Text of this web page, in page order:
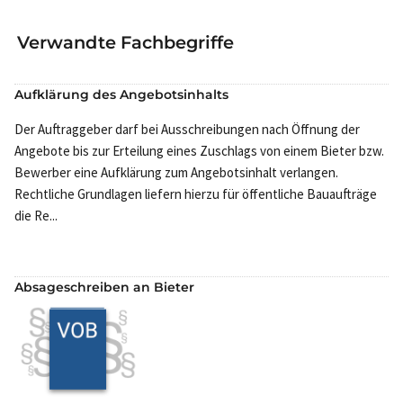
Verwandte Fachbegriffe
Aufklärung des Angebotsinhalts
Der Auftraggeber darf bei Ausschreibungen nach Öffnung der
Angebote bis zur Erteilung eines Zuschlags von einem Bieter bzw.
Bewerber eine Aufklärung zum Angebotsinhalt verlangen.
Rechtliche Grundlagen liefern hierzu für öffentliche Bauaufträge
die Re...
Absageschreiben an Bieter